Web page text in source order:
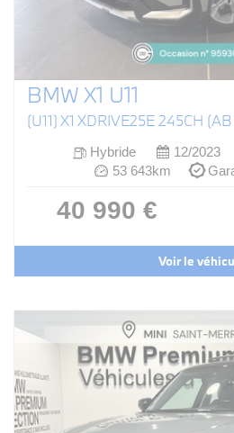
BMW X1 U11
(U11) X1 XDRIVE25E 245CH
Hybride 12/2023
53 643km
40 990 €
Voir le